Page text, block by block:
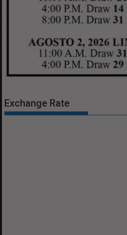
Exchange Rate